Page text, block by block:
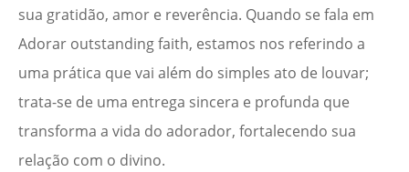
sua gratidão, amor e reverência. Quando se fala em
Adorar outstanding faith, estamos nos referindo a
uma prática que vai além do simples ato de louvar;
trata-se de uma entrega sincera e profunda que
transforma a vida do adorador, fortalecendo sua
relação com o divino.